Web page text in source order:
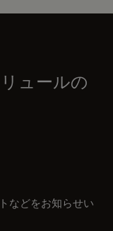
ュールの
などをお知らせい